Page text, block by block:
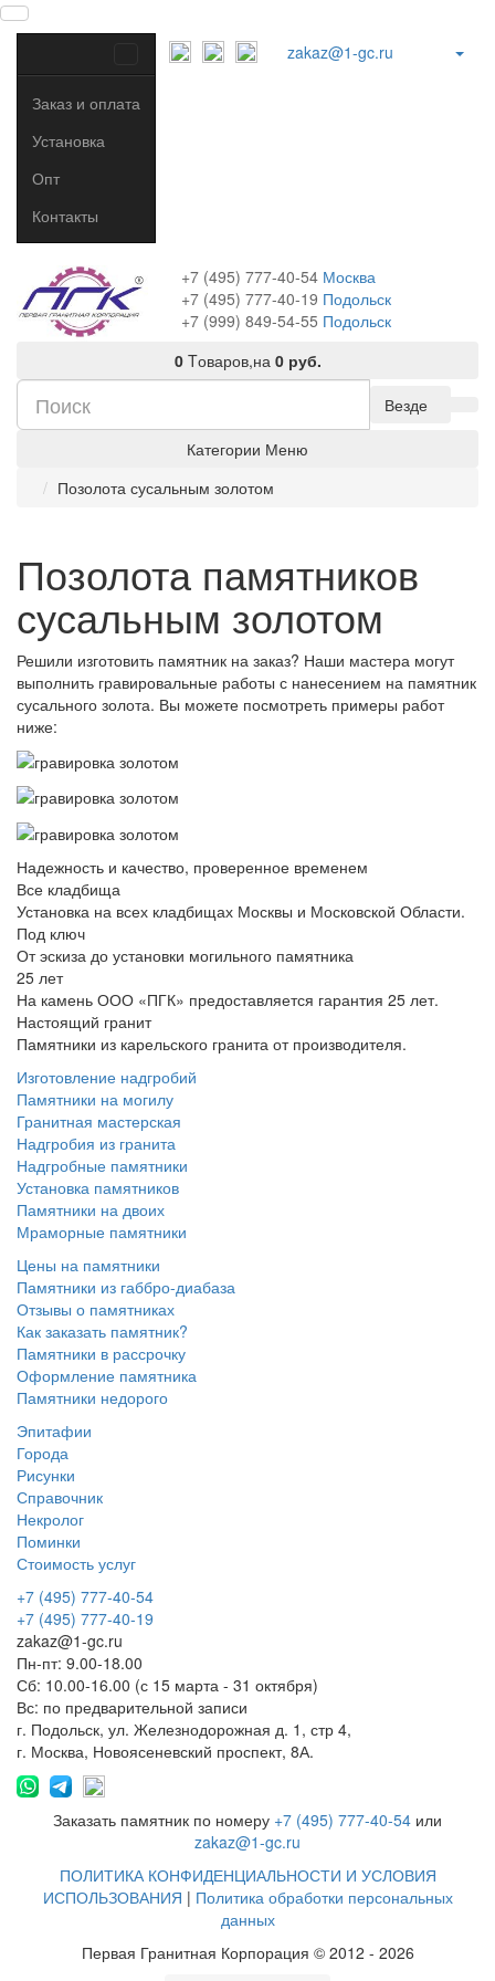
Заказ и оплата
Установка
Опт
Контакты
zakaz@1-gc.ru
+7 (495) 777-40-54 Москва
+7 (495) 777-40-19 Подольск
+7 (999) 849-54-55 Подольск
0 Tоваров,на 0 руб.
Везде
Категории Меню
Позолота сусальным золотом
Позолота памятников
сусальным золотом
Решили изготовить памятник на заказ? Наши мастера могут
выполнить гравировальные работы с нанесением на памятник
сусального золота. Вы можете посмотреть примеры работ
ниже:
Надежность и качество, проверенное временем
Все кладбища
Установка на всех кладбищах Москвы и Московской Области.
Под ключ
От эскиза до установки могильного памятника
25 лет
На камень ООО «ПГК» предоставляется гарантия 25 лет.
Настоящий гранит
Памятники из карельского гранита от производителя.
Изготовление надгробий
Памятники на могилу
Гранитная мастерская
Надгробия из гранита
Надгробные памятники
Установка памятников
Памятники на двоих
Мраморные памятники
Цены на памятники
Памятники из габбро-диабаза
Отзывы о памятниках
Как заказать памятник?
Памятники в рассрочку
Оформление памятника
Памятники недорого
Эпитафии
Города
Рисунки
Справочник
Некролог
Поминки
Стоимость услуг
+7 (495) 777-40-54
+7 (495) 777-40-19
zakaz@1-gc.ru
Пн-пт: 9.00-18.00
Сб: 10.00-16.00 (с 15 марта - 31 октября)
Вс: по предварительной записи
г. Подольск, ул. Железнодорожная д. 1, стр 4,
г. Москва, Новоясеневский проспект, 8А.
Заказать памятник по номеру +7 (495) 777-40-54 или
zakaz@1-gc.ru
ПОЛИТИКА КОНФИДЕНЦИАЛЬНОСТИ И УСЛОВИЯ
ИСПОЛЬЗОВАНИЯ | Политика обработки персональных
данных
Первая Гранитная Корпорация © 2012 - 2026